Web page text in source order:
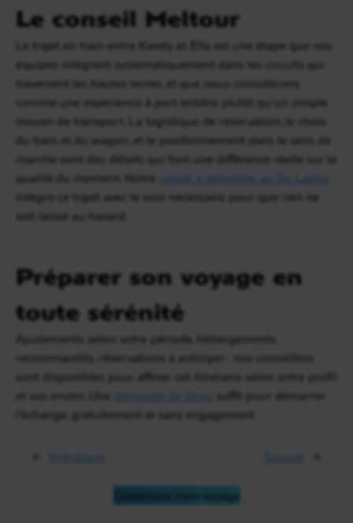
Le conseil Meltour
Le trajet en train entre Kandy et Ella est une étape que nos
équipes intègrent systématiquement dans les circuits qui
traversent les hautes terres, et que nous considérons
comme une expérience à part entière plutôt qu’un simple
moyen de transport. La logistique de réservation, le choix
du train et du wagon, et le positionnement dans le sens de
marche sont des détails qui font une différence réelle sur la
qualité du moment. Notre
circuit 3 semaines au Sri Lanka
intègre ce trajet avec le soin nécessaire pour que rien ne
soit laissé au hasard.
Préparer son voyage en
toute sérénité
Ajustements selon votre période, hébergements
recommandés, réservations à anticiper : nos conseillers
sont disponibles pour affiner cet itinéraire selon votre profil
et vos envies. Une
demande de devis
suffit pour démarrer
l’échange, gratuitement et sans engagement.
← Suivant →
Construire mon voyage